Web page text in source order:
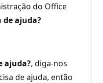
do Office
de ajuda?
ajuda?, diga-nos
de ajuda, então